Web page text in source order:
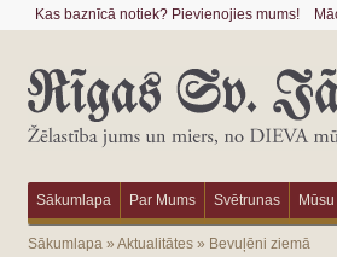
Kas baznīcā notiek? Pievienojies mums!
Sākumlapa Par Mums Svētrunas
Sākumlapa» Aktualitātes» Bevuļēni ziemā